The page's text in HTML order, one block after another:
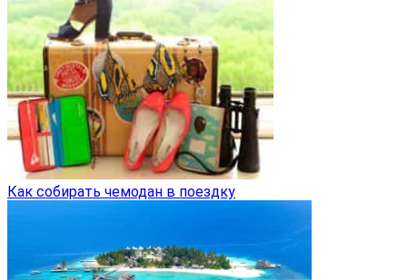
Как собирать чемодан в поездку